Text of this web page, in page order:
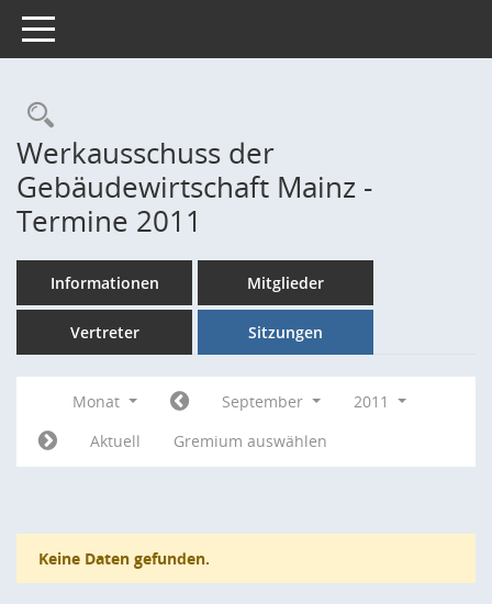
Toggle navigation
Rechercheauswahl
Werkausschuss der
Gebäudewirtschaft Mainz -
Termine 2011
Informationen Mitglieder
Vertreter Sitzungen
Monat September
2011
Aktuell
Gremium auswählen
Keine Daten gefunden.